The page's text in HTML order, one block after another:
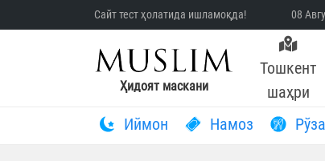
Сайт тест ҳолатида ишламоқда! 08
Ҳидоят маскани
Тошкент
шаҳри
Иймон Намоз Рўза